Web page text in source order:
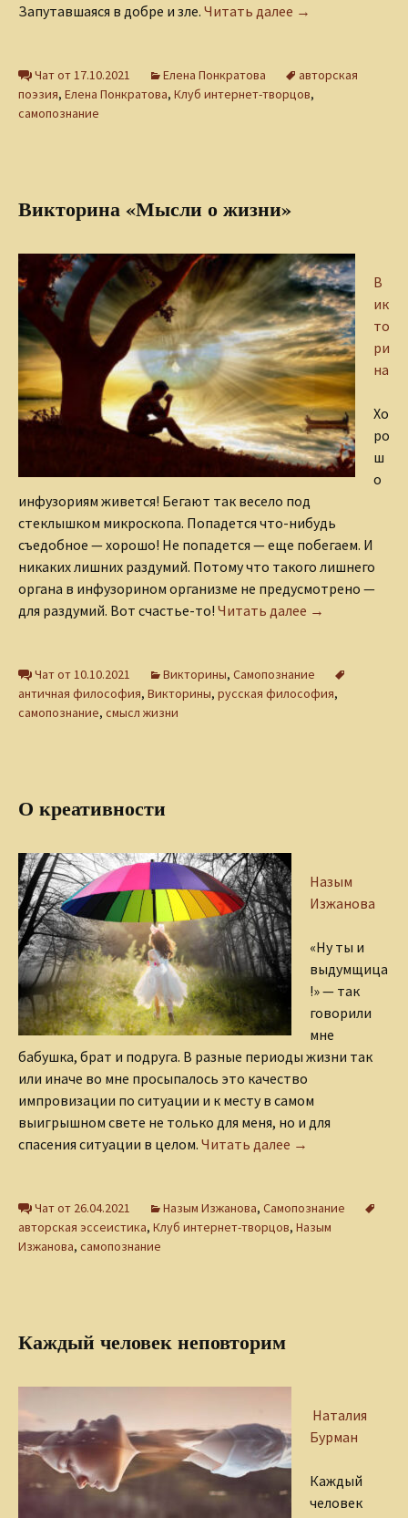
Запутавшаяся в добре и зле. Читать далее Кто я?
→
Чат от 17.10.2021 Елена Понкратова
авторская
поэзия, Елена Понкратова, Клуб интернет-творцов,
самопознание
Викторина «Мысли о жизни»
В
ик
то
ри
на
Хо
ро
ш
о
инфузориям живется! Бегают так весело под
стеклышком микроскопа. Попадется что-нибудь
съедобное — хорошо! Не попадется — еще побегаем. И
никаких лишних раздумий. Потому что такого лишнего
органа в инфузорином организме не предусмотрено —
для раздумий. Вот счастье-то! Читать далее Викторина
→
Чат от 10.10.2021 Викторины, Самопознание
античная философия, Викторины, русская философия,
самопознание, смысл жизни
О креативности
Назым
Изжанова
«Ну ты и
выдумщица
!» — так
говорили
мне
бабушка, брат и подруга. В разные периоды жизни так
или иначе во мне просыпалось это качество
импровизации по ситуации и к месту в самом
выигрышном свете не только для меня, но и для
спасения ситуации в целом. Читать далее О креативности
→
Чат от 26.04.2021 Назым Изжанова, Самопознание
авторская эссеистика, Клуб интернет-творцов, Назым
Изжанова, самопознание
Каждый человек неповторим
Наталия
Бурман
Каждый
человек